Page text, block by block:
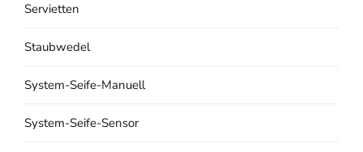
Servietten
Staubwedel
System-Seife-Manuell
System-Seife-Sensor